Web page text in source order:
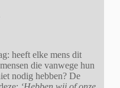
heeft elke mens dit
die vanwege hun
nodig hebben? De